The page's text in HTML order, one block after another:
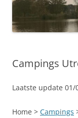
Campings
Laatste update 01/
Home > Campings